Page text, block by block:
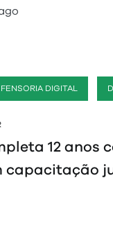
DIGITAL
12 anos
capacitação